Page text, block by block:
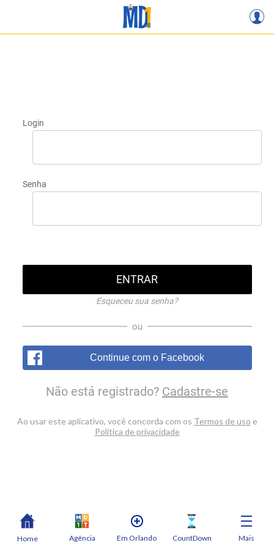
Login
Senha
ENTRAR
Esqueceu sua senha?
ou
Continue com o Facebook
Não está registrado? Cadastre-se
Ao usar este aplicativo, você concorda com os Termos de uso e
Política de privacidade
Home Agência Em Orlando CountDown Mais